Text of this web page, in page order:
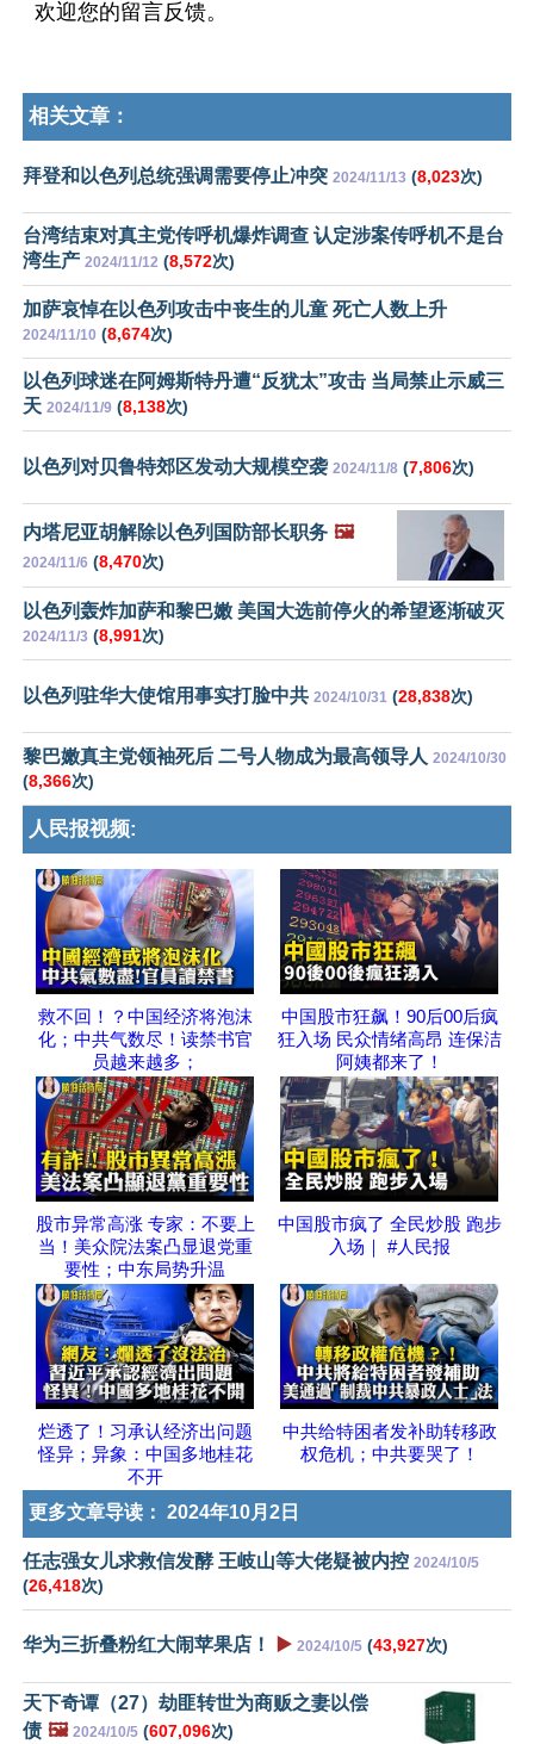
欢迎您的留言反馈。
相关文章：
拜登和以色列总统强调需要停止冲突 2024/11/13 (8,023次)
台湾结束对真主党传呼机爆炸调查 认定涉案传呼机不是台
湾生产 2024/11/12 (8,572次)
加萨哀悼在以色列攻击中丧生的儿童 死亡人数上升
2024/11/10 (8,674次)
以色列球迷在阿姆斯特丹遭“反犹太”攻击 当局禁止示威三
天 2024/11/9 (8,138次)
以色列对贝鲁特郊区发动大规模空袭 2024/11/8 (7,806次)
内塔尼亚胡解除以色列国防部长职务 🖼️
2024/11/6 (8,470次)
以色列轰炸加萨和黎巴嫩 美国大选前停火的希望逐渐破灭
2024/11/3 (8,991次)
以色列驻华大使馆用事实打脸中共 2024/10/31 (28,838次)
黎巴嫩真主党领袖死后 二号人物成为最高领导人 2024/10/30
(8,366次)
人民报视频:
救不回！？中国经济将泡沫
化；中共气数尽！读禁书官
员越来越多；
中国股市狂飙！90后00后疯
狂入场 民众情绪高昂 连保洁
阿姨都来了！
股市异常高涨 专家：不要上
当！美众院法案凸显退党重
要性；中东局势升温
中国股市疯了 全民炒股 跑步
入场｜ #人民报
烂透了！习承认经济出问题
怪异；异象：中国多地桂花
不开
中共给特困者发补助转移政
权危机；中共要哭了！
更多文章导读： 2024年10月2日
任志强女儿求救信发酵 王岐山等大佬疑被内控 2024/10/5
(26,418次)
华为三折叠粉红大闹苹果店！ ▶️ 2024/10/5 (43,927次)
天下奇谭（27）劫匪转世为商贩之妻以偿
债 🖼️ 2024/10/5 (607,096次)